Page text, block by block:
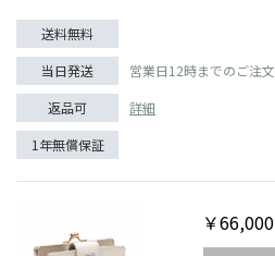
送料無料
当日発送
営業日12時までのご注文
返品可
詳細
1年無償保証
￥66,000